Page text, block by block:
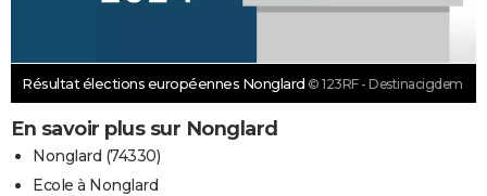
Résultat élections européennes Nonglard © 123RF - Destinacigdem
En savoir plus sur Nonglard
Nonglard (74330)
Ecole à Nonglard